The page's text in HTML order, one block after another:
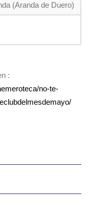
(Aranda de Duero)
:
no-te-